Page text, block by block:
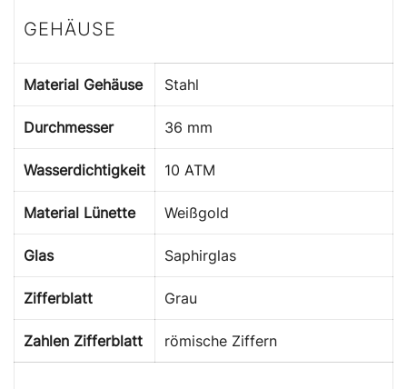
GEHÄUSE
Material Gehäuse Stahl
Durchmesser 36 mm
Wasserdichtigkeit 10 ATM
Material Lünette Weißgold
Glas Saphirglas
Zifferblatt Grau
Zahlen Zifferblatt römische Ziffern